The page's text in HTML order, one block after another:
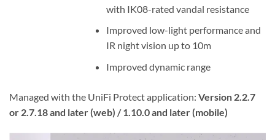
with IK08-rated vandal resistance
Improved low-light performance and
IR night vision up to 10m
Improved dynamic range
Managed with the UniFi Protect application: Version 2.2.7
or 2.7.18 and later (web) / 1.10.0 and later (mobile)